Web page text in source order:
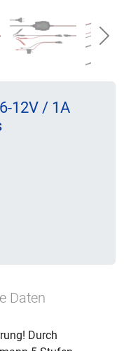
12V / 1A
Daten
Durch